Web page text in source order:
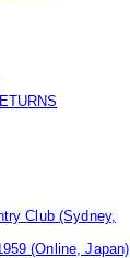
Club (Sydney,
(Online, Japan)